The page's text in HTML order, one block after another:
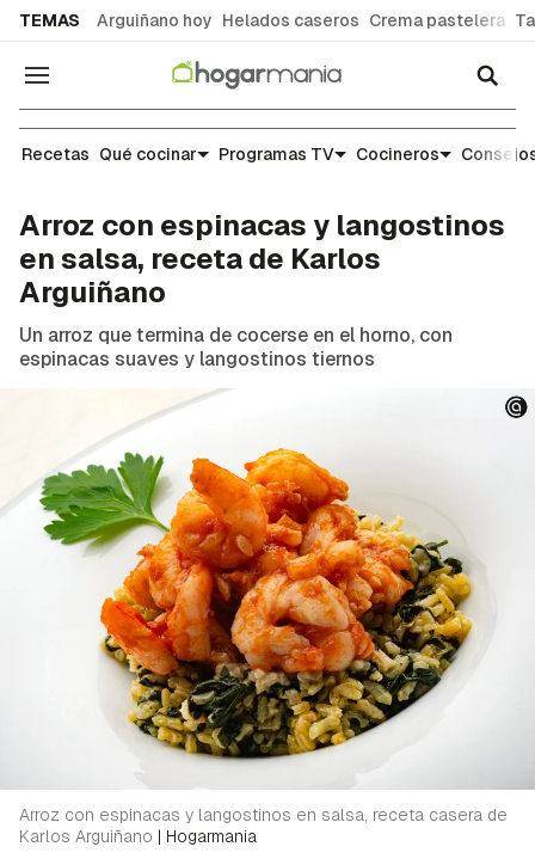
TEMAS Arguiñano hoy Helados caseros Crema pastelera
Navegación
Recetas
Recetas Qué cocinar Programas TV Cocineros
Arroz con espinacas y langostinos
en salsa, receta de Karlos
Arguiñano
Un arroz que termina de cocerse en el horno, con
espinacas suaves y langostinos tiernos
Arroz con espinacas y langostinos en salsa, receta casera de
Karlos Arguiñano | Hogarmania